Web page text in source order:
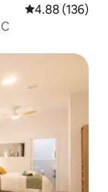
4.88 out of 5
4.88 (136)